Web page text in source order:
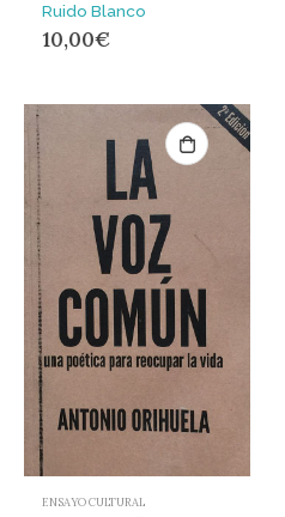
Ruido Blanco
10,00€
ENSAYO CULTURAL